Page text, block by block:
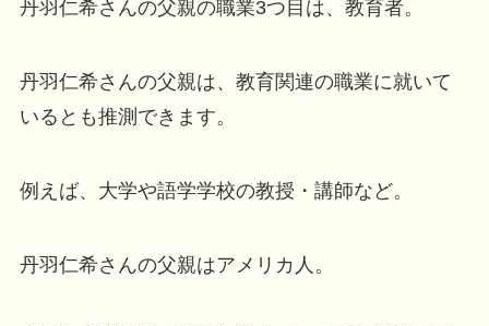
丹羽仁希さんの父親の職業3つ目は、教育者。
丹羽仁希さんの父親は、教育関連の職業に就いて
いるとも推測できます。
例えば、大学や語学学校の教授・講師など。
丹羽仁希さんの父親はアメリカ人。